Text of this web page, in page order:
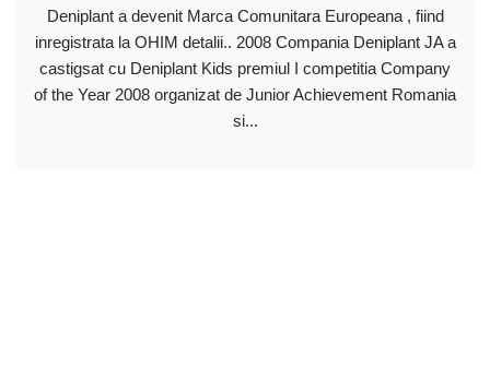
Deniplant a devenit Marca Comunitara Europeana , fiind
inregistrata la OHIM detalii.. 2008 Compania Deniplant JA a
castigsat cu Deniplant Kids premiul I competitia Company
of the Year 2008 organizat de Junior Achievement Romania
si...